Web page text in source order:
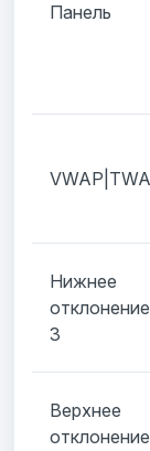
Панель
Нижнее
отклонение
3
Верхнее
отклонение